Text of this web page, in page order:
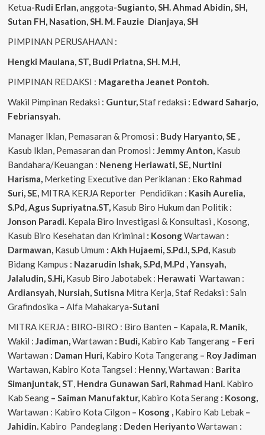
Ketua-Rudi Erlan,anggota-Sugianto, SH. Ahmad Abidin, SH,
Sutan FH, Nasation, SH. M. Fauzie Dianjaya, SH
PIMPINAN PERUSAHAAN :
Hengki Maulana, ST, Budi Priatna, SH. M.H,
PIMPINAN REDAKSI : Magaretha Jeanet Pontoh.
Wakil Pimpinan Redaksi : Guntur,Staf redaksi : Edward Saharjo,
Febriansyah.
Manager Iklan, Pemasaran & Promosi : Budy Haryanto, SE ,
Kasub Iklan, Pemasaran dan Promosi : Jemmy Anton, Kasub
Bandahara/Keuangan : Neneng Heriawati, SE, Nurtini
Harisma, Merketing Executive dan Periklanan : Eko Rahmad
Suri, SE, MITRA KERJA Reporter Pendidikan : Kasih Aurelia,
S.Pd, AgusSupriyatna.ST, Kasub Biro Hukum dan Politik :
Jonson Paradi. Kepala Biro Investigasi & Konsultasi , Kosong,
Kasub Biro Kesehatan dan Kriminal : KosongWartawan :
Darmawan, Kasub Umum : Akh Hujaemi, S.Pd.I, S.Pd, Kasub
Bidang Kampus : Nazarudin Ishak, S.Pd, M.Pd , Yansyah,
Jalaludin, S.Hi, Kasub Biro Jabotabek : Herawati Wartawan :
Ardiansyah, Nursiah, Sutisna Mitra Kerja, Staf Redaksi : Sain
Grafindosika – Alfa Mahakarya-Sutani
MITRA KERJA : BIRO-BIRO : Biro Banten – Kapala, R. Manik,
Wakil : Jadiman,Wartawan : Budi, Kabiro Kab Tangerang– Feri
Wartawan : Daman Huri, Kabiro Kota Tangerang– Roy Jadiman
Wartawan, Kabiro Kota Tangsel : Henny,Wartawan : Barita
Simanjuntak, ST, Hendra Gunawan Sari, Rahmad Hani. Kabiro
Kab Seang– Saiman Manufaktur, Kabiro Kota Serang : Kosong,
Wartawan : Kabiro Kota Cilgon – Kosong , Kabiro Kab Lebak–
Jahidin. Kabiro Pandeglang : Deden HeriyantoWartawan :